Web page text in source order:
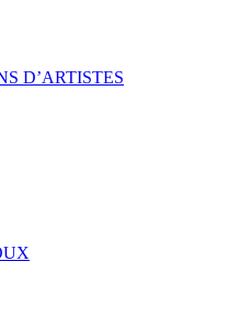
D’ARTISTES